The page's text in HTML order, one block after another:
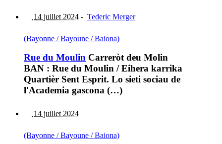
14 juillet 2024 - Tederic Merger
(Bayonne / Bayoune / Baiona)
Rue du Moulin Carreròt deu Molin
BAN : Rue du Moulin / Eihera karrika
Quartièr Sent Esprit. Lo sieti sociau de
l'Academia gascona (…)
14 juillet 2024
(Bayonne / Bayoune / Baiona)